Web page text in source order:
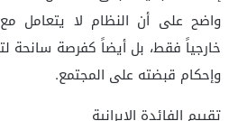
واضح على أن النظام لا يتعامل مع
خارجياً فقط، بل أيضاً كفرصة سانحة
وإحكام قبضته على المجتمع.
تقييم الفائدة الإيرانية